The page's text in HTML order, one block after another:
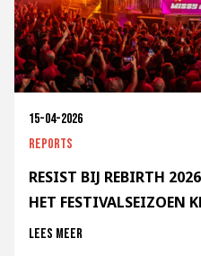
15-04-2026
Reports
RESIST BIJ REBIRTH
HET FESTIVALSEIZOEN
Lees meer